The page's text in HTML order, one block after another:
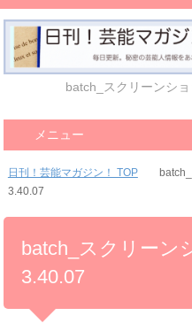
batch_スクリーンシ
メニュー
日刊！芸能マガジン！ TOP
3.40.07
batch_スクリーン
3.40.07